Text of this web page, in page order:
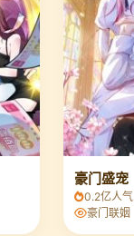
豪门盛宠
0.2亿人气
豪门联姻